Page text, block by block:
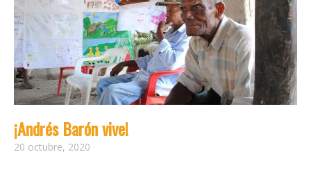
¡Andrés Barón vive!
20 octubre, 2020